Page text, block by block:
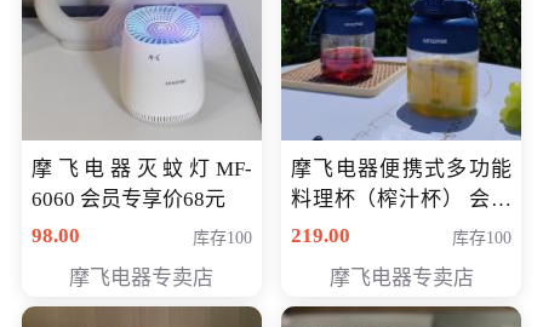
摩飞电器灭蚊灯MF-
6060 会员专享价68元
98.00
库存100
摩飞电器专卖店
摩飞电器便携式多功能
料理杯（榨汁杯） 会员
专享价118元
219.00 库存100
摩飞电器专卖店